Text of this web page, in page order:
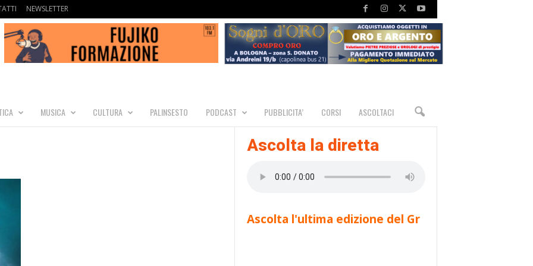
NEWSLETTER
MUSICA CULTURA PALINSESTO PODCAST PUBBLICITA’ CORSI ASCOLTACI
Ascolta la diretta
Ascolta l'ultima edizione del Gr